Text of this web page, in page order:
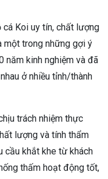
cá Koi uy tín, chất lượng
một trong những gợi ý
năm kinh nghiệm và đã
ở nhiều tỉnh/thành
trách nhiệm thực
lượng và tính thẩm
cầu khắt khe từ khách
thấm hoạt động tốt,